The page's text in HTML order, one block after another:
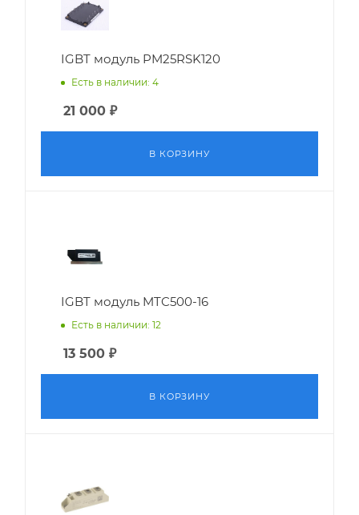
IGBT модуль PM25RSK120
Есть в наличии: 4
21 000 ₽
В КОРЗИНУ
IGBT модуль MTC500-16
Есть в наличии: 12
13 500 ₽
В КОРЗИНУ